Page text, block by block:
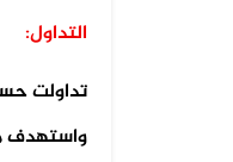
التداول:
تداولت
واستهدف